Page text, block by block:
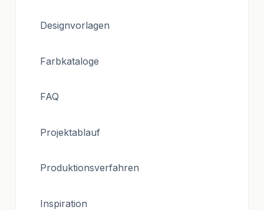
Designvorlagen
Farbkataloge
FAQ
Projektablauf
Produktionsverfahren
Inspiration